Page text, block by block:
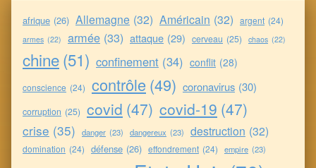
afrique (26) Allemagne (32) Américain (32) argent (24)
armes (22) armée (33) attaque (29) cerveau (25) chaos (22)
chine(51) confinement (34) conflit (28)
conscience (24) contrôle (49) coronavirus (30)
corruption (25) covid (47) covid-19 (47)
crise (35) danger (23) dangereux (23) destruction (32)
domination (24) défense (26) effondrement (24) empire (23)